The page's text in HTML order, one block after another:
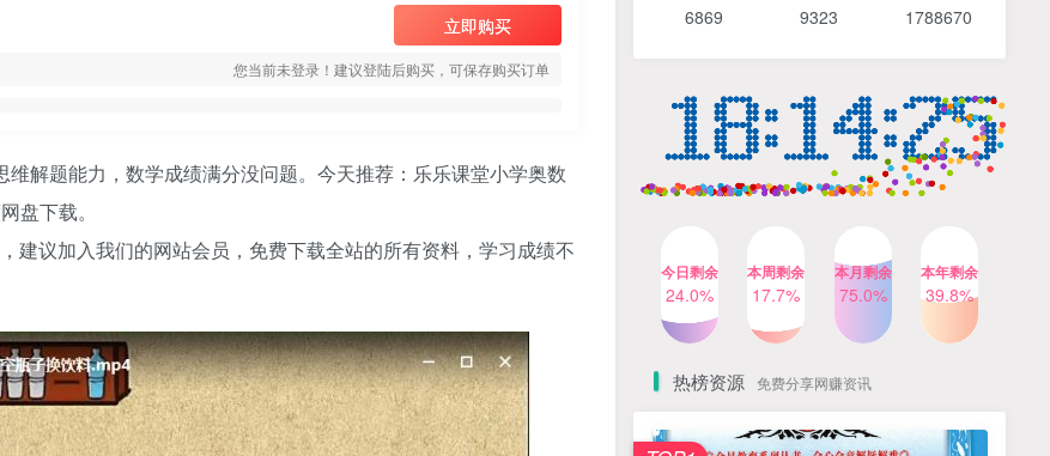
立即购买
您当前未登录！建议登陆后购买，可保存购买订单
解题能力，数学成绩满分没问题。今天推荐： 乐乐课堂小学奥数
盘下载。
建议加入我们的网站会员，免费下载全站的所有资料，学习成绩不
4个月前 491人已阅读
3个月前 420人已阅读
清华帅爸数学思维（抖音）|
小学+初中课程视频合集
TOP5
动画课程715集+配套练习册
高清PDF
6个月前 413人已阅读
6869 9323 1788670
今日剩余
24.0%
本周剩余
17.7%
本月剩余
75.0%
本年剩余
39.8%
热榜资源 免费分享网赚资讯